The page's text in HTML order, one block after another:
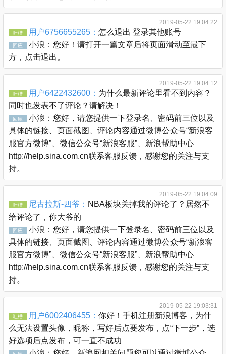
2019-05-22 19:04:22
吐槽 用户6756655265： 怎么退出 登录其他账号
回应 小浪： 您好！请打开一篇文章后将页面滑动至最下
方，点击退出。
2019-05-22 19:04:12
吐槽 用户6422432600： 为什么最新评论里看不到内容？
同时也发表不了评论？请解决！
回应 小浪： 您好，请您提供一下登录名、密码前三位以及
具体的链接、页面截图、评论内容通过微博公众号“新浪客
服官方微博”、微信公众号“新浪客服”、新浪帮助中心
http://help.sina.com.cn联系客服反馈，感谢您的关注与支
持。
2019-05-22 19:04:09
吐槽 尼古拉斯-四爷： NBA板块关掉我的评论了？居然不
给评论了，你大爷的
回应 小浪： 您好，请您提供一下登录名、密码前三位以及
具体的链接、页面截图、评论内容通过微博公众号“新浪客
服官方微博”、微信公众号“新浪客服”、新浪帮助中心
http://help.sina.com.cn联系客服反馈，感谢您的关注与支
持。
2019-05-22 19:03:31
吐槽 用户6002406455： 你好！手机注册新浪博客，为什
么无法设置头像，昵称，写好后点要发布，点“下一步”，选
好选项后点发布，可一直不成功